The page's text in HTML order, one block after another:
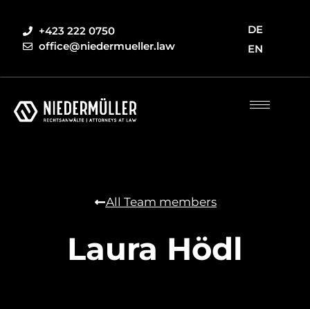
+423 222 0750
office@niedermueller.law
DE
EN
All Team members
Laura Hödl